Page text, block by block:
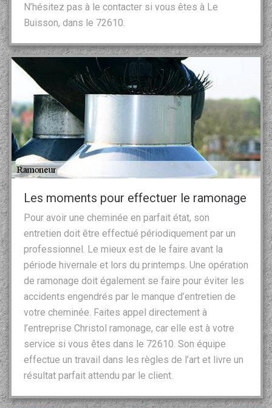
N’hésitez pas à le contacter si vous êtes à Le
Buisson, dans le 72610.
Les moments pour effectuer le ramonage
Pour avoir une cheminée en parfait état, son
entretien doit être effectué périodiquement par un
professionnel. Le mieux est de le faire avant la
période hivernale et lors du printemps. Une opération
de ramonage doit également se faire pour éviter les
accidents engendrés par le manque d’entretien de
votre cheminée. Faites appel directement à
l’entreprise Christol ramonage, car elle est à votre
service si vous êtes dans le 72610. Son équipe
effectue un travail dans les règles de l’art et livre un
résultat parfait attendu par le client.